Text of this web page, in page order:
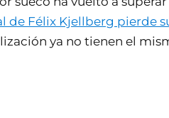
de Félix Kjellberg pierde
ya no tienen el